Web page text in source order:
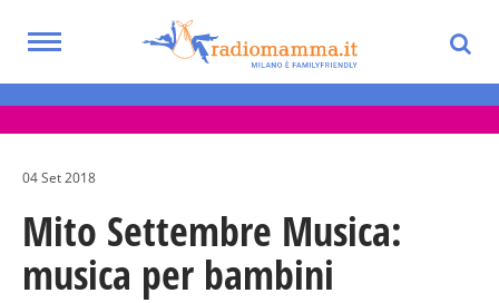
main
Toggle
Eventi per bambini, ragazzi e adolescenti
nella Città Metropolitana di Milano
04 Set 2018
Mito Settembre Musica:
musica per bambini